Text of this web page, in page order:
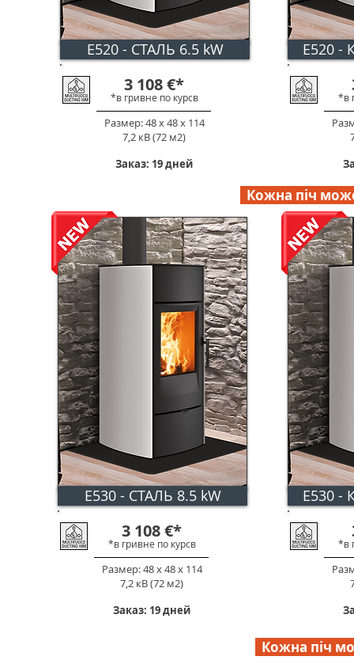
3 108€*
*в гривне по курсв
Размер: 48 х 48 х 114
7,2 кВ (72 м2)
Заказ: 19 дней
E520 - СТАЛЬ 6.5 kW
*в
E520 -
Кожна піч
3 108€*
*в гривне по курсв
Размер: 48 х 48 х 114
7,2 кВ (72 м2)
Заказ: 19 дней
E530 - СТАЛЬ 8.5 kW
*в
E530 -
Кожна піч